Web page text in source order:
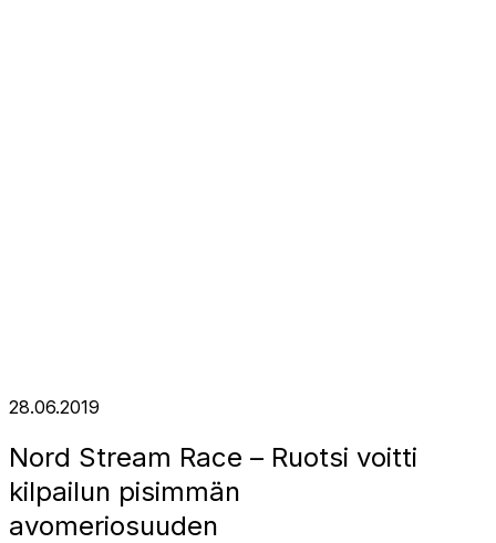
28.06.2019
Nord Stream Race – Ruotsi voitti
kilpailun pisimmän
avomeriosuuden